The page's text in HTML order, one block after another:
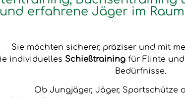
erfahrene Jäger im
Sie möchten sicherer, präziser und mit
individuelles Schießtrainingfür Flinte und
Bedürfnisse.
Ob Jungjäger, Jäger, Sportschütze